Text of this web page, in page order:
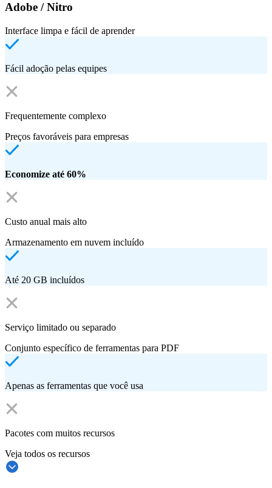
Adobe / Nitro
Interface limpa e fácil de aprender
Fácil adoção pelas equipes
Frequentemente complexo
Preços favoráveis para empresas
Economize até 60%
Custo anual mais alto
Armazenamento em nuvem incluído
Até 20 GB incluídos
Serviço limitado ou separado
Conjunto específico de ferramentas para PDF
Apenas as ferramentas que você usa
Pacotes com muitos recursos
Veja todos os recursos